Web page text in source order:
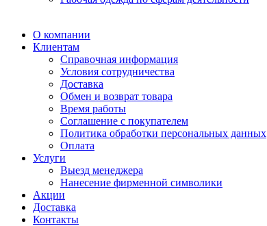
О компании
Клиентам
Справочная информация
Условия сотрудничества
Доставка
Обмен и возврат товара
Время работы
Соглашение с покупателем
Политика обработки персональных данных
Оплата
Услуги
Выезд менеджера
Нанесение фирменной символики
Акции
Доставка
Контакты